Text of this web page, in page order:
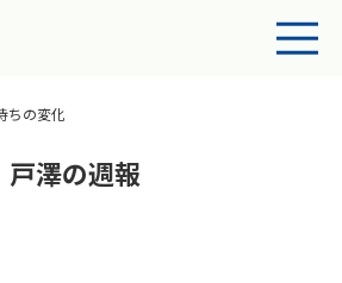
ちの変化
戸澤の週報